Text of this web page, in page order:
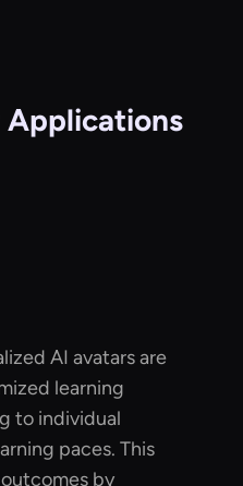
AI avatars are
learning
to individual
paces. This
by